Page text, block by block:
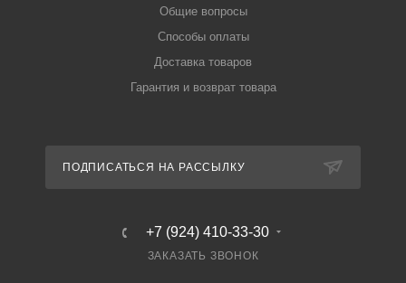
Общие вопросы
Способы оплаты
Доставка товаров
Гарантия и возврат товара
ПОДПИСАТЬСЯ НА РАССЫЛКУ
+7 (924) 410-33-30
ЗАКАЗАТЬ ЗВОНОК